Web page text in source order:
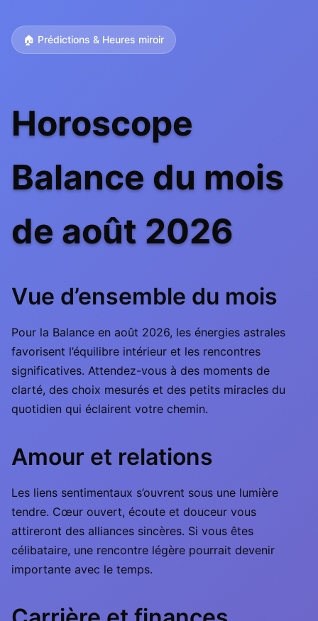
🏠 Prédictions & Heures miroir
Horoscope
Balance du mois
de août 2026
Vue d’ensemble du mois
Pour la Balance en août 2026, les énergies astrales
favorisent l’équilibre intérieur et les rencontres
significatives. Attendez-vous à des moments de
clarté, des choix mesurés et des petits miracles du
quotidien qui éclairent votre chemin.
Amour et relations
Les liens sentimentaux s’ouvrent sous une lumière
tendre. Cœur ouvert, écoute et douceur vous
attireront des alliances sincères. Si vous êtes
célibataire, une rencontre légère pourrait devenir
importante avec le temps.